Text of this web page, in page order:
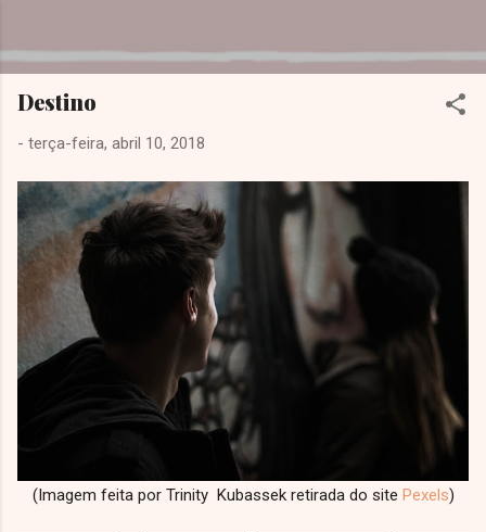
Destino
- terça-feira, abril 10, 2018
(Imagem feita por Trinity Kubassek retirada do site Pexels)